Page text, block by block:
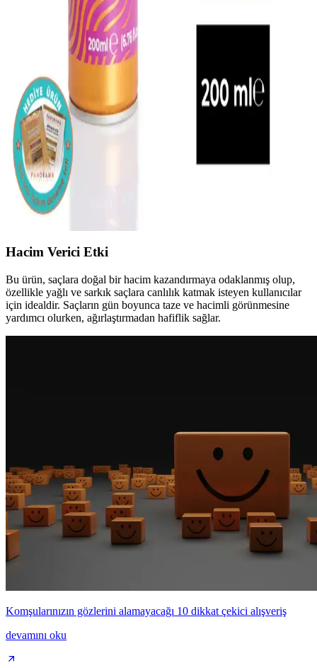
Redist Kuru Şampuan Biotin İçerikli Seyahat Boyu
75 ml Saç Temizliği ve Ferahlık Sağlar
Redist kuru şampuan, biotin içeriğiyle saçları temizler, ferahlatır ve
seyahatlerde pratik kullanım sağlar, tüm saç tiplerine uygundur,
kullanıcı memnuniyetini artırır.
PANORAMA PROFESSIONAL Kuru Şampuan
XXL Volume UV Filtre Güneş Koruyucu Saç Bakım
Ürünü
Bu kuru şampuan, vegan formülüyle saçlara hacim kazandırır,
güneşin zararlı etkilerine karşı koruma sağlar ve kullanım kolaylığı
sunar.
Hacim Verici Etki
Bu ürün, saçlara doğal bir hacim kazandırmaya odaklanmış olup,
özellikle yağlı ve sarkık saçlara canlılık katmak isteyen kullanıcılar
için idealdir. Saçların gün boyunca taze ve hacimli görünmesine
yardımcı olurken, ağırlaştırmadan hafiflik sağlar.
Komşularınızın gözlerini alamayacağı 10 dikkat çekici alışveriş
devamını oku